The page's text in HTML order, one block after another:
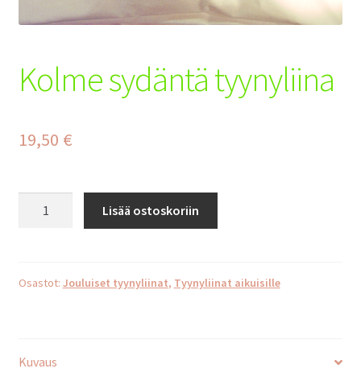
Tilaus- ja toimitusehdot
Kolme sydäntä tyynyliina
19,50 €
Lisää ostoskoriin
Osastot: Jouluiset tyynyliinat, Tyynyliinat aikuisille
Kuvaus